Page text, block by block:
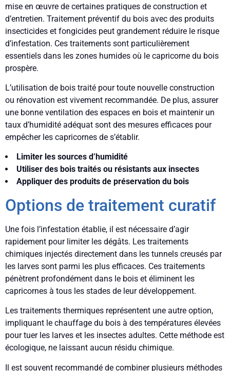
mise en œuvre de certaines pratiques de construction et
d’entretien. Traitement préventif du bois avec des produits
insecticides et fongicides peut grandement réduire le risque
d’infestation. Ces traitements sont particulièrement
essentiels dans les zones humides où le capricorne du bois
prospère.
L’utilisation de bois traité pour toute nouvelle construction
ou rénovation est vivement recommandée. De plus, assurer
une bonne ventilation des espaces en bois et maintenir un
taux d’humidité adéquat sont des mesures efficaces pour
empêcher les capricornes de s’établir.
Limiter les sources d’humidité
Utiliser des bois traités ou résistants aux insectes
Appliquer des produits de préservation du bois
Options de traitement curatif
Une fois l’infestation établie, il est nécessaire d’agir
rapidement pour limiter les dégâts. Les traitements
chimiques injectés directement dans les tunnels creusés par
les larves sont parmi les plus efficaces. Ces traitements
pénètrent profondément dans le bois et éliminent les
capricornes à tous les stades de leur développement.
Les traitements thermiques représentent une autre option,
impliquant le chauffage du bois à des températures élevées
pour tuer les larves et les insectes adultes. Cette méthode est
écologique, ne laissant aucun résidu chimique.
Il est souvent recommandé de combiner plusieurs méthodes